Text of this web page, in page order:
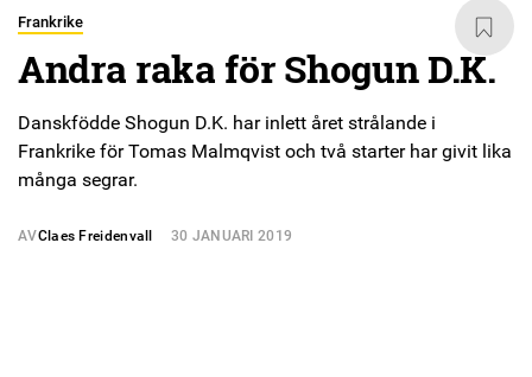
Frankrike
Andra raka för Shogun D.K.
Danskfödde Shogun D.K. har inlett året strålande i
Frankrike för Tomas Malmqvist och två starter har givit lika
många segrar.
AVClaes Freidenvall 30 JANUARI 2019